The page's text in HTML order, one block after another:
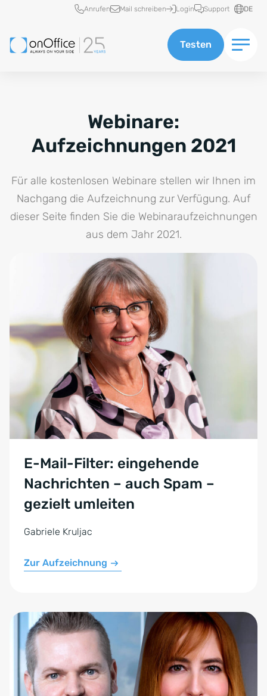
Schnellzugriff
Anrufen Mail schreiben Login Support DE
Testen
Webinare:
Aufzeichnungen 2021
Für alle kostenlosen Webinare stellen wir Ihnen im
Nachgang die Aufzeichnung zur Verfügung. Auf
dieser Seite finden Sie die Webinaraufzeichnungen
aus dem Jahr 2021.
E-Mail-Filter: eingehende
Nachrichten – auch Spam –
gezielt umleiten
Gabriele Kruljac
Zur Aufzeichnung